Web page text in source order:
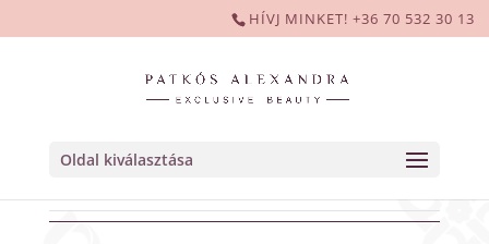
HÍVJ MINKET! +36 70 532 30 13
Oldal kiválasztása
HIBRID SZEMÖLDÖK TETOVÁLÁS KÉPEK